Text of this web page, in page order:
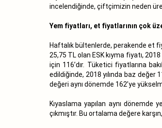
incelendiğinde, çiftçimizin neden
Yem fiyatları, et fiyatlarının çok
Haftalık bültenlerde, perakende et
25,75 TL olan ESK kıyma fiyatı,
için 116’dır. Tüketici fiyatlarına
edildiğinde, 2018 yılında baz değer
değeri aynı dönemde 162’ye
Kıyaslama yapılan aynı
çıkmıştır. Bu ortalama değere